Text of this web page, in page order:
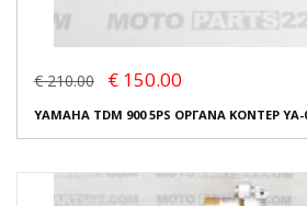
€ 210.00 € 150.00
YAMAHA TDM 900 5PS ΟΡΓΑΝΑ ΚΟΝΤΕΡ YA-